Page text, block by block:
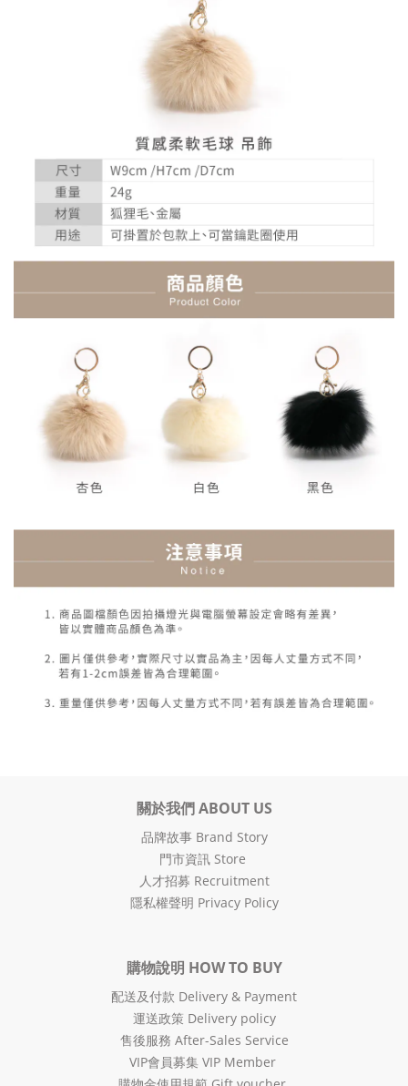
關於我們 ABOUT US
品牌故事 Brand Story
門市資訊 Store
人才招募 Recruitment
隱私權聲明 Privacy Policy
購物說明 HOW TO BUY
配送及付款 Delivery & Payment
運送政策 Delivery policy
售後服務 After-Sales Service
VIP會員募集 VIP Member